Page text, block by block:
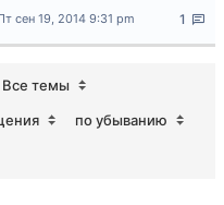
1
сен 19, 2014 9:31 pm
Все темы
по убыванию